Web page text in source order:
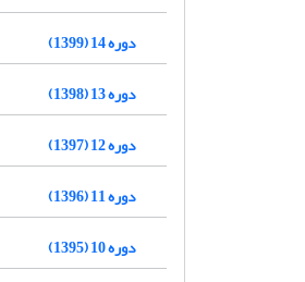
دوره 14 (1399)
دوره 13 (1398)
دوره 12 (1397)
دوره 11 (1396)
دوره 10 (1395)